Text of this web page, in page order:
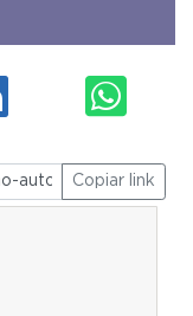
Copiar link